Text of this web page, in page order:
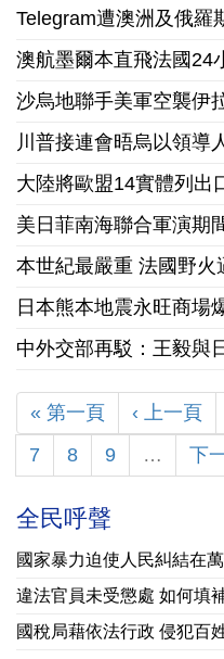
Telegram遭澳洲及俄羅
澳航墨爾本直飛法國24
沙烏地聯手美軍空襲伊
川普接連會晤烏以領導
大陸將歐盟14實體列出
美日菲南海聯合軍演期
本世紀最嚴重 法國野火
日本熊本地震永旺商場
中外交部再駁：王毅與
« 第一頁 ‹ 上一頁
7
8 9 … 下
全民呼聲
國家暴力迫使人民糾結在
違法官員未受懲處 如何填
國稅局藉依法行政 侵犯百